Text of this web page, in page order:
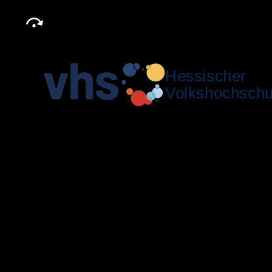
Hessischer